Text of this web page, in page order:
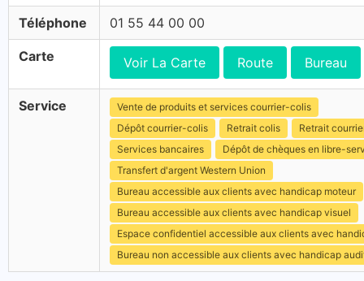
Téléphone 01 55 44 00 00
Carte Voir La Carte Route Bureau
Service
Vente de produits et services courrier-colis
Dépôt courrier-colis
Retrait colis
Retrait
Services bancaires
Dépôt de chèques en libre-
Transfert d'argent Western Union
Bureau accessible aux clients avec handicap moteur
Bureau accessible aux clients avec handicap visuel
Espace confidentiel accessible aux clients avec
Bureau non accessible aux clients avec handicap